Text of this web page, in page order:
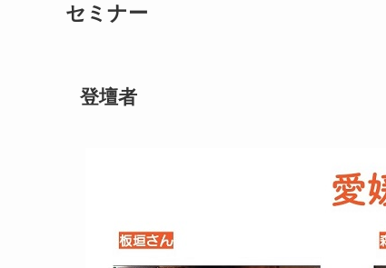
セミナー
登壇者